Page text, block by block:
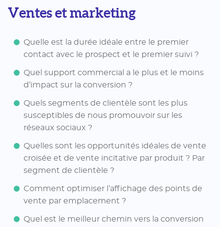
Ventes et marketing
Quelle est la durée idéale entre le premier
contact avec le prospect et le premier suivi ?
Quel support commercial a le plus et le moins
d’impact sur la conversion ?
Quels segments de clientèle sont les plus
susceptibles de nous promouvoir sur les
réseaux sociaux ?
Quelles sont les opportunités idéales de vente
croisée et de vente incitative par produit ? Par
segment de clientèle ?
Comment optimiser l’affichage des points de
vente par emplacement ?
Quel est le meilleur chemin vers la conversion